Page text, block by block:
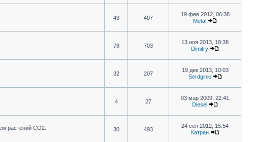
43 407
19 фев 2012, 06:38
Metal
78 703
13 ноя 2013, 18:38
Dimitry
32 207
19 дек 2013, 10:03
Serdginio
4 27
03 мар 2009, 22:41
Diesel
растений CO2.
30 493
24 сен 2012, 15:54
Катран